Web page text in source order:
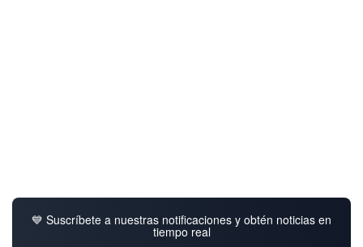
💙 Suscríbete a nuestras notificaciones y obtén noticias en
tiempo real